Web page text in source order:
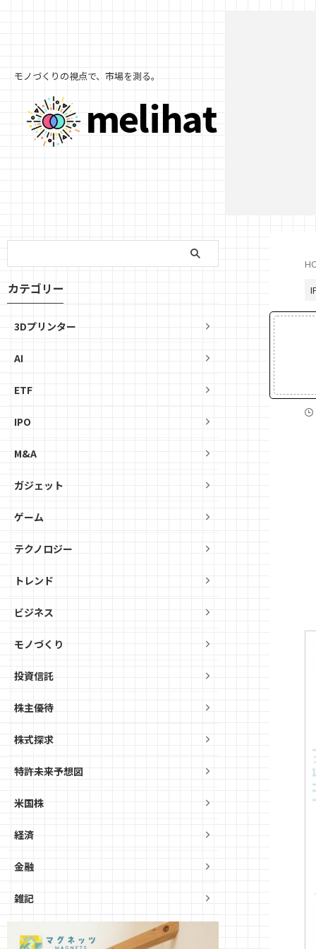
モノづくりの視点で、市場を測る。
カテゴリー
3Dプリンター
AI
ETF
IPO
M&A
ガジェット
ゲーム
テクノロジー
トレンド
ビジネス
モノづくり
投資信託
株主優待
株式探求
特許未来予想図
米国株
経済
金融
雑記